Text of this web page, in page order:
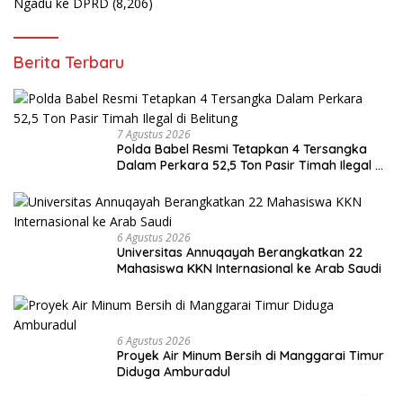
Berita Terbaru
7 Agustus 2026
Polda Babel Resmi Tetapkan 4 Tersangka
Dalam Perkara 52,5 Ton Pasir Timah Ilegal di
6 Agustus 2026
Universitas Annuqayah Berangkatkan 22
Mahasiswa KKN Internasional ke Arab Saudi
6 Agustus 2026
Proyek Air Minum Bersih di Manggarai Timur
Diduga Amburadul